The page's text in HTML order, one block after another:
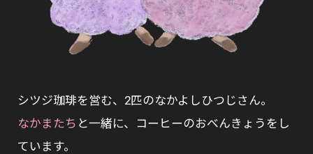
シツジ珈琲を営む、2匹のなかよしひつじさん。
なかまたち と一緒に、コーヒーのおべんきょうをし
ています。